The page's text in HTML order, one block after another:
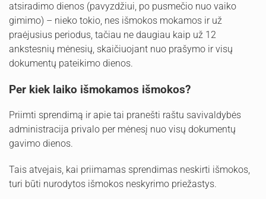
atsiradimo dienos (pavyzdžiui, po pusmečio nuo vaiko
gimimo) – nieko tokio, nes išmokos mokamos ir už
praėjusius periodus, tačiau ne daugiau kaip už 12
ankstesnių mėnesių, skaičiuojant nuo prašymo ir visų
dokumentų pateikimo dienos.
Per kiek laiko išmokamos išmokos?
Priimti sprendimą ir apie tai pranešti raštu savivaldybės
administracija privalo per mėnesį nuo visų dokumentų
gavimo dienos.
Tais atvejais, kai priimamas sprendimas neskirti išmokos,
turi būti nurodytos išmokos neskyrimo priežastys.